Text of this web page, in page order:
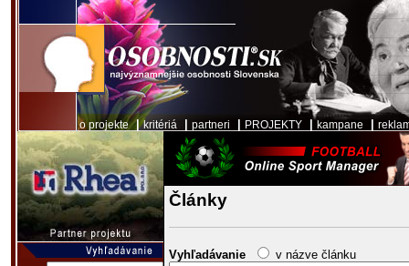
o projekte|kritériá partneri PROJEKTY kampane
Články
Vyhľadávanie v názve článku